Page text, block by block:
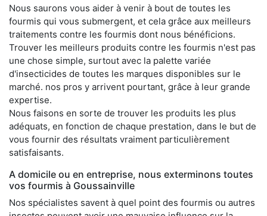
Nous saurons vous aider à venir à bout de toutes les
fourmis qui vous submergent, et cela grâce aux meilleurs
traitements contre les fourmis dont nous bénéficions.
Trouver les meilleurs produits contre les fourmis n'est pas
une chose simple, surtout avec la palette variée
d'insecticides de toutes les marques disponibles sur le
marché. nos pros y arrivent pourtant, grâce à leur grande
expertise.
Nous faisons en sorte de trouver les produits les plus
adéquats, en fonction de chaque prestation, dans le but de
vous fournir des résultats vraiment particulièrement
satisfaisants.
A domicile ou en entreprise, nous exterminons toutes
vos fourmis à Goussainville
Nos spécialistes savent à quel point des fourmis ou autres